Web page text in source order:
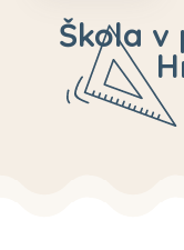
Škola v